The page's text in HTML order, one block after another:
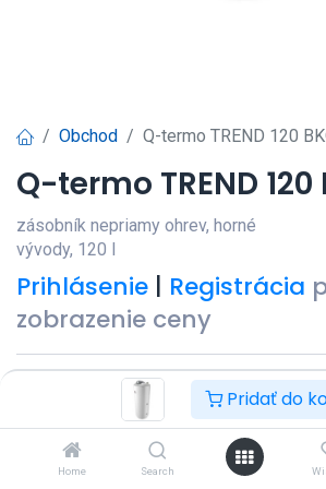
Pridať do
Home Search
Obchod Q-termo TREND 120
Q-termo TREND 120
zásobník nepriamy ohrev, horné
vývody, 120 l
Prihlásenie | Registrácia
zobrazenie ceny
Pridať do košíka